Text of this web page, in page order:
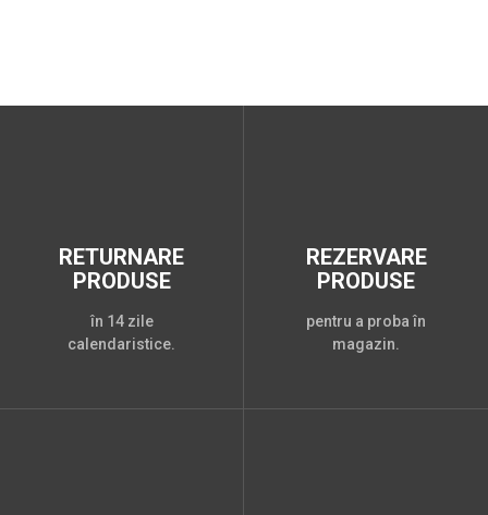
RETURNARE
PRODUSE
în 14 zile
calendaristice.
REZERVARE
PRODUSE
pentru a proba în
magazin.